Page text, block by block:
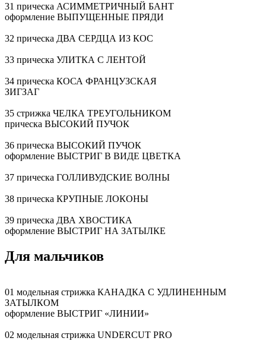
31 прическа АСИММЕТРИЧНЫЙ БАНТ
оформление ВЫПУЩЕННЫЕ ПРЯДИ
32 прическа ДВА СЕРДЦА ИЗ КОС
33 прическа УЛИТКА С ЛЕНТОЙ
34 прическа КОСА ФРАНЦУЗСКАЯ
ЗИГЗАГ
35 стрижка ЧЕЛКА ТРЕУГОЛЬНИКОМ
прическа ВЫСОКИЙ ПУЧОК
36 прическа ВЫСОКИЙ ПУЧОК
оформление ВЫСТРИГ В ВИДЕ ЦВЕТКА
37 прическа ГОЛЛИВУДСКИЕ ВОЛНЫ
38 прическа КРУПНЫЕ ЛОКОНЫ
39 прическа ДВА ХВОСТИКА
оформление ВЫСТРИГ НА ЗАТЫЛКЕ
Для мальчиков
01 модельная стрижка КАНАДКА С УДЛИНЕННЫМ
ЗАТЫЛКОМ
оформление ВЫСТРИГ «ЛИНИИ»
02 модельная стрижка UNDERCUT PRO